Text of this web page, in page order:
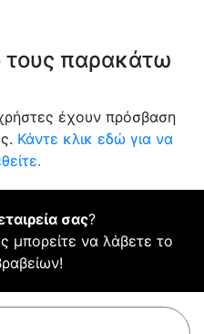
τους παρακάτω
έχουν πρόσβαση
Κάντε κλικ εδώ για να
σας?
μπορείτε να λάβετε το